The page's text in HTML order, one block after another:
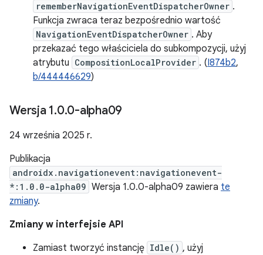
rememberNavigationEventDispatcherOwner .
Funkcja zwraca teraz bezpośrednio wartość
NavigationEventDispatcherOwner . Aby
przekazać tego właściciela do subkompozycji, użyj
atrybutu CompositionLocalProvider . (I874b2,
b/444446629)
Wersja 1.0.0-alpha09
24 września 2025 r.
Publikacja
androidx.navigationevent:navigationevent-
*:1.0.0-alpha09 Wersja 1.0.0-alpha09 zawiera te
zmiany.
Zmiany w interfejsie API
Zamiast tworzyć instancję Idle() , użyj